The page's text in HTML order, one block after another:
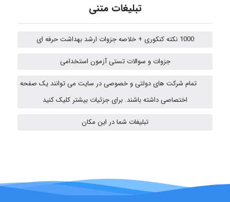
تبلیغات متنی
1000 نکته کنکوری + خلاصه جزوات ارشد بهداشت حرفه ای
جزوات و سوالات تستی آزمون استخدامی
تمام شرکت های دولتی و خصوصی در سایت می توانند یک صفحه
اختصاصی داشته باشند. برای جزئیات بیشتر کلیک کنید
تبلیغات شما در این مکان